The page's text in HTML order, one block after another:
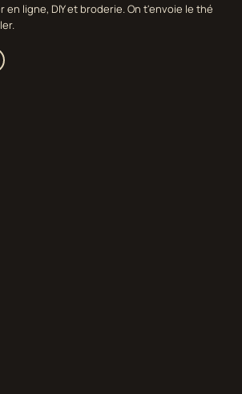
ligne, DIY et broderie. On t'envoie le thé